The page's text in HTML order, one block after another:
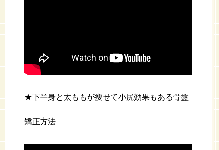
★下半身と太ももが痩せて小尻効果もある骨盤
矯正方法